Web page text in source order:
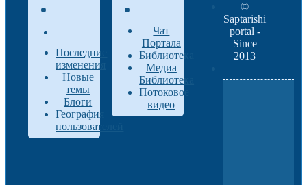
Последние
изменения
Новые
темы
Блоги
География
пользователей
Чат
Портала
Библиотека
Медиа
Библиотека
Потоковое
видео
©
Saptarishi
portal -
Since
2013